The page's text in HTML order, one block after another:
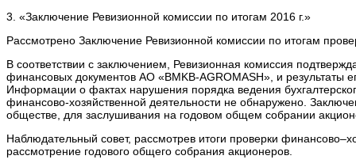
3. «Заключение Ревизионной комиссии по итогам 2016 г.»
Рассмотрено Заключение Ревизионной комиссии по итогам
В соответствии с заключением, Ревизионная комиссия
финансовых документов АО «BMKB-AGROMASH», и результаты
Информации о фактах нарушения порядка ведения
финансово-хозяйственной деятельности не обнаружено.
обществе, для заслушивания на годовом общем собрании
Наблюдательный совет, рассмотрев итоги проверки
рассмотрение годового общего собрания акционеров.